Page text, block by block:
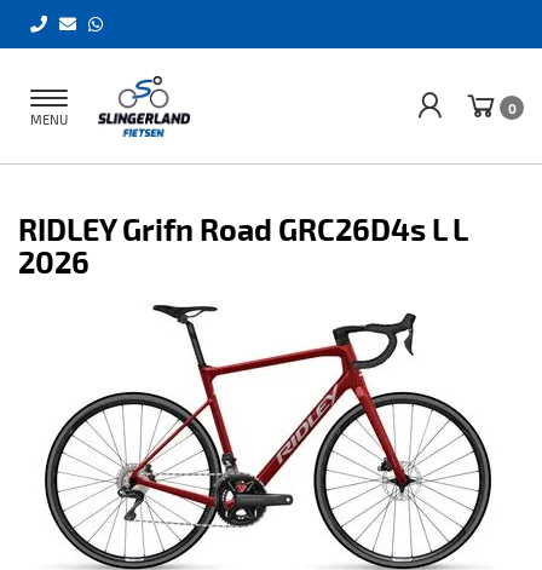
Toggle
navigation
MENU
0
RIDLEY Grifn Road GRC26D4s L L
2026